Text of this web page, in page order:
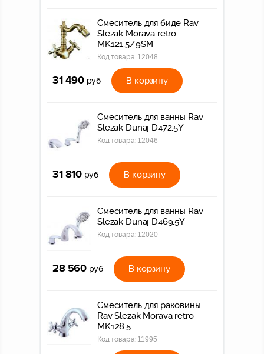
Смеситель для биде Rav
Slezak Morava retro
MK121.5/9SM
Код товара: 12048
31 490 руб В корзину
Смеситель для ванны Rav
Slezak Dunaj D472.5Y
Код товара: 12046
31 810 руб В корзину
Смеситель для ванны Rav
Slezak Dunaj D469.5Y
Код товара: 12020
28 560 руб В корзину
Смеситель для раковины
Rav Slezak Morava retro
MK128.5
Код товара: 11995